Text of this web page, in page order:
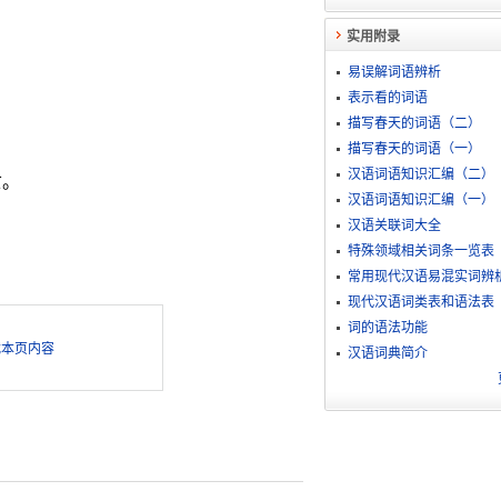
本页内容
实用附录
易误解词语辨析
表示看的词语
描写春天的词语（二）
描写春天的词语（一）
汉语词语知识汇编（二）
汉语词语知识汇编（一）
汉语关联词大全
特殊领域相关词条一览表
常用现代汉语易混实词辨
现代汉语词类表和语法表
词的语法功能
汉语词典简介